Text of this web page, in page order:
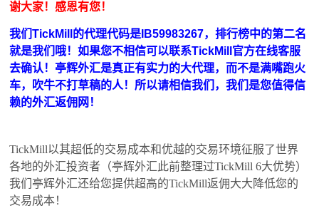
谢大家！感恩有您！
我们TickMill的代理代码是IB59983267，排行榜中的第二名
就是我们哦！如果您不相信可以联系TickMill官方在线客服
去确认！亭辉外汇是真正有实力的大代理，而不是满嘴跑火
车，吹牛不打草稿的人！所以请相信我们，我们是您值得信
赖的外汇返佣网！
TickMill以其超低的交易成本和优越的交易环境征服了世界
各地的外汇投资者（亭辉外汇此前整理过TickMill 6大优势）
我们亭辉外汇还给您提供超高的TickMill返佣大大降低您的
交易成本！